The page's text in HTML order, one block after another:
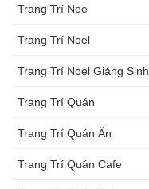
Trang Trí Nọe
Trang Trí Noel
Trang Trí Noel Giáng Sinh
Trang Trí Quán
Trang Trí Quán Ăn
Trang Trí Quán Cafe